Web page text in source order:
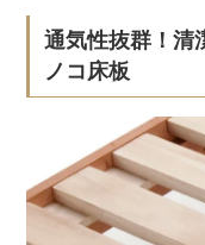
通気性抜群！清
ノコ床板